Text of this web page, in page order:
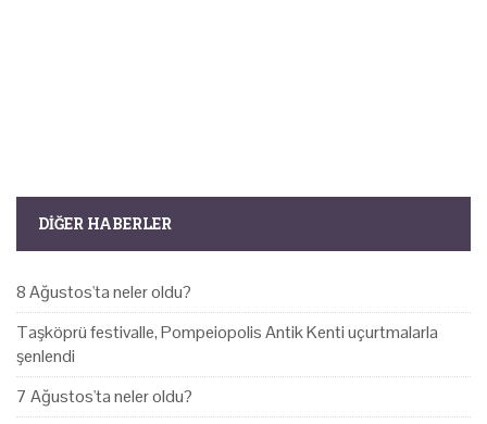
DIĞER HABERLER
8 Ağustos'ta neler oldu?
Taşköprü festivalle, Pompeiopolis Antik Kenti uçurtmalarla
şenlendi
7 Ağustos'ta neler oldu?